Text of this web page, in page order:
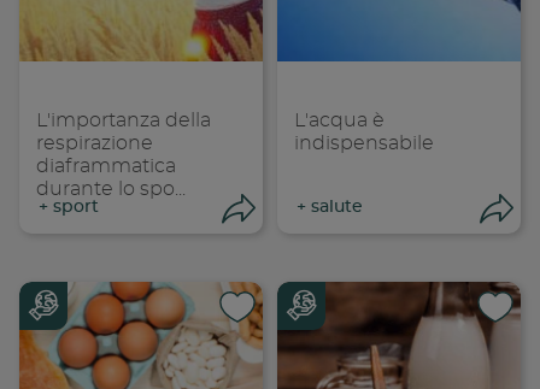
Copia link
L'importanza della
respirazione
diaframmatica
durante lo spo...
+ sport
L'acqua è
indispensabile
+ salute